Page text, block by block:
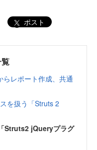
ポスト
レポート作成、共通
を扱う「Struts 2
Struts2 jQueryプラグ